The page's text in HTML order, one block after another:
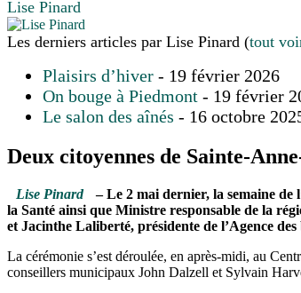
Lise Pinard
Les derniers articles par Lise Pinard (tout
Plaisirs d’hiver - 19 février 2026
On bouge à Piedmont - 19 février
Le salon des aînés - 16 octobre
Deux citoyennes de Sainte-
Lise Pinard
– Le 2 mai dernier, la semaine de
la Santé ainsi que Ministre responsable de la
et Jacinthe Laliberté, présidente de l’Agence
La cérémonie s’est déroulée, en après-midi, au
conseillers municipaux John Dalzell et Sylvain